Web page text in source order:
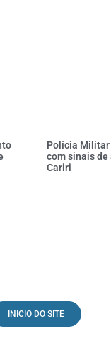
Polícia
com sinais
Cariri
INICIO DO SITE